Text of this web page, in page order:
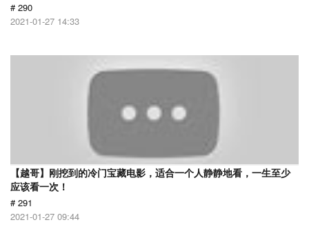
# 290
2021-01-27 14:33
【越哥】刚挖到的冷门宝藏电影，适合一个人静静地看，一生至少
应该看一次！
# 291
2021-01-27 09:44